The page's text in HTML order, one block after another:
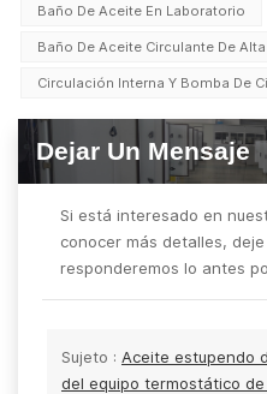
Baño De Aceite En Laboratorio
Baño De Aceite Circulante De
Circulación Interna Y Bomba De
Dejar Un Mensaje
Si está interesado en
conocer más detalles,
responderemos lo antes
Sujeto : Aceite estupendo
del equipo termostático